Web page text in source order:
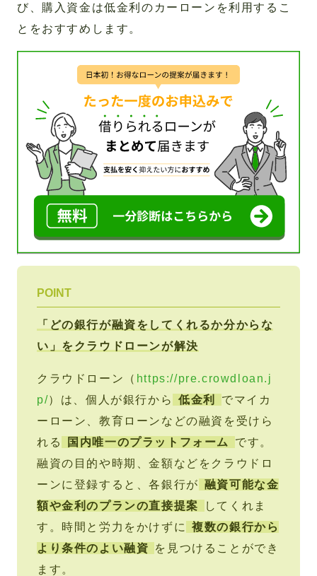
び、購入資金は低金利のカーローンを利用するこ
とをおすすめします。
POINT
「どの銀行が融資をしてくれるか分からな
い」をクラウドローンが解決
クラウドローン（ https://pre.crowdloan.j
p/）は、個人が銀行から 低金利
でマイカ
ーローン、教育ローンなどの融資を受けら
れる
国内唯一のプラットフォーム
です。
融資の目的や時期、金額などをクラウドロ
ーンに登録すると、各銀行が 融資可能な金
額や金利のプランの直接提案
してくれま
す。時間と労力をかけずに
複数の銀行から
より条件のよい融資
を見つけることができ
ます。